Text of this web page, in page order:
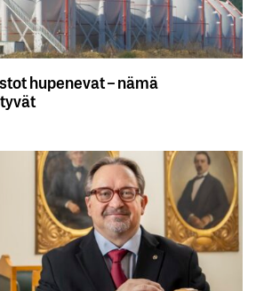
hupenevat – nämä